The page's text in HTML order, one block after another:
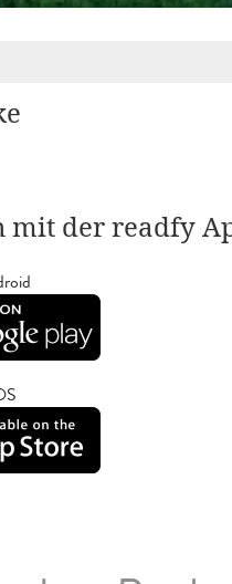
mit der readfy